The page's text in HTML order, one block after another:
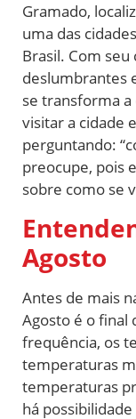
Gramado,
uma das
Brasil. Com
deslumbrantes
se transforma a
visitar a cidade
perguntando:
preocupe, pois
sobre como se
Agosto
Antes de mais
Agosto é o final
frequência, os
temperaturas
temperaturas
há